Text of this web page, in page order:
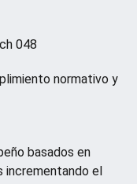
normativo y